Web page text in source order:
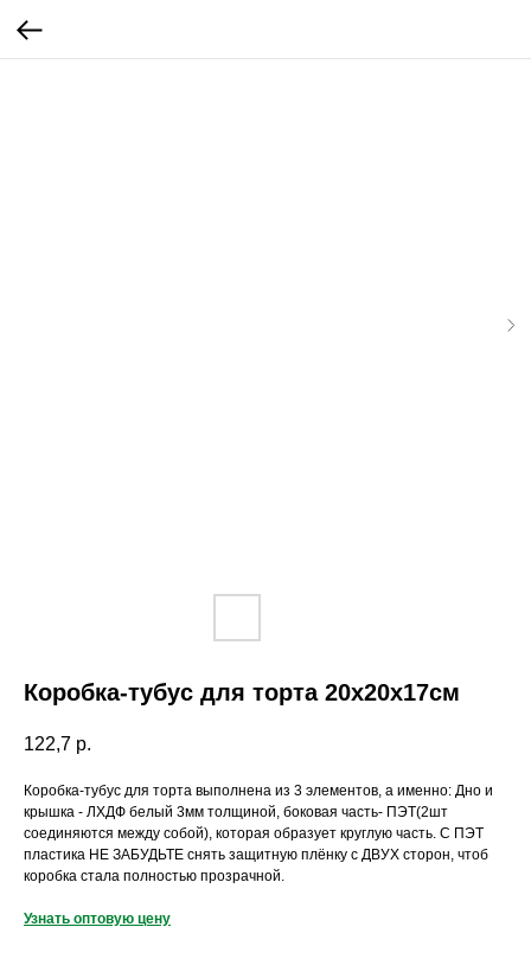
Коробка-тубус для торта 20х20х17см
122,7 р.
Коробка-тубус для торта выполнена из 3 элементов, а именно: Дно и
крышка - ЛХДФ белый 3мм толщиной, боковая часть- ПЭТ(2шт
соединяются между собой), которая образует круглую часть. С ПЭТ
пластика НЕ ЗАБУДЬТЕ снять защитную плёнку с ДВУХ сторон, чтоб
коробка стала полностью прозрачной.
Узнать оптовую цену